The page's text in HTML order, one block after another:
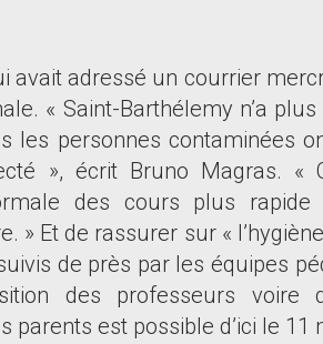
avait adressé un courrier
« Saint-Barthélemy n’a plus
les personnes contaminées
», écrit Bruno Magras. «
des cours plus
» Et de rassurer sur « l’
de près par les équipes
des professeurs voire
parents est possible d’ici le 11